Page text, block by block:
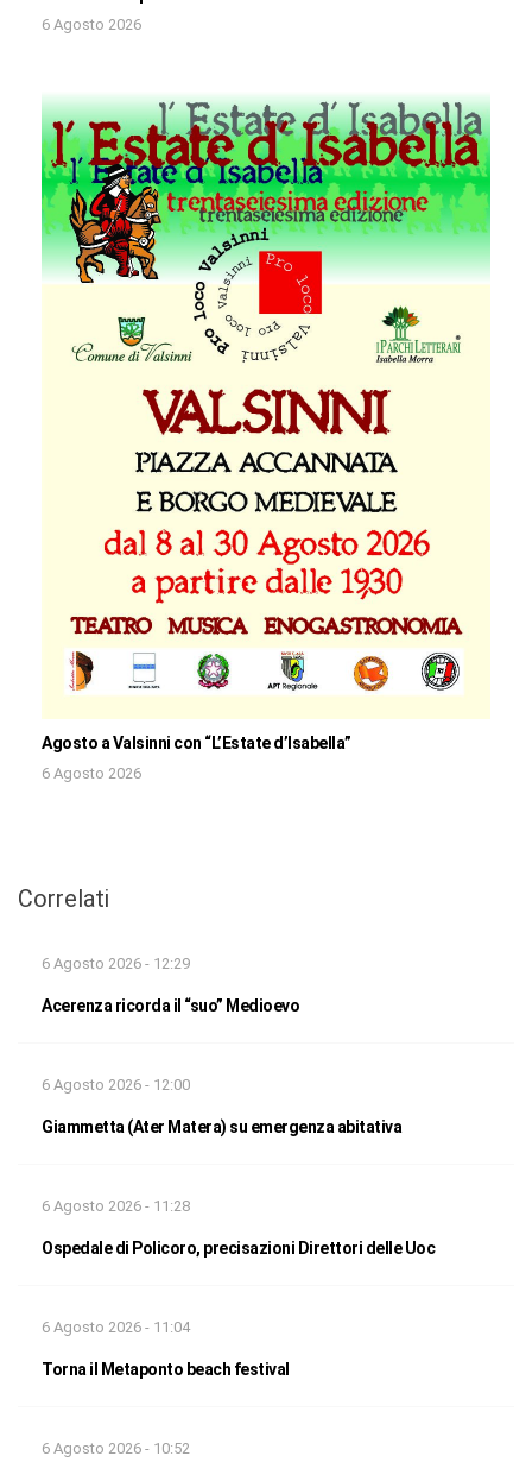
6 Agosto 2026
Agosto a Valsinni con “L’Estate d’Isabella”
6 Agosto 2026
Correlati
6 Agosto 2026 - 12:29
Acerenza ricorda il “suo” Medioevo
6 Agosto 2026 - 12:00
Giammetta (Ater Matera) su emergenza abitativa
6 Agosto 2026 - 11:28
Ospedale di Policoro, precisazioni Direttori delle Uoc
6 Agosto 2026 - 11:04
Torna il Metaponto beach festival
6 Agosto 2026 - 10:52